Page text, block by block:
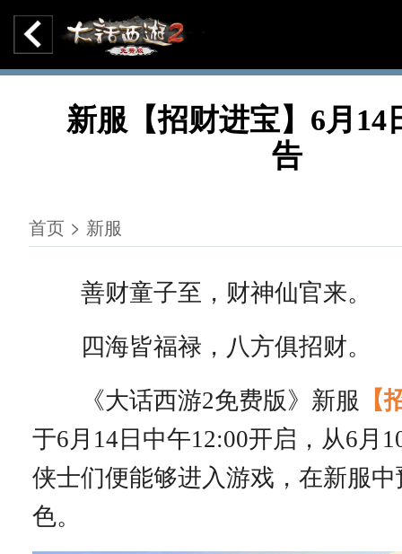
新服【招财进宝】6月14
告
首页 > 新服
善财童子至，财神仙官来。
四海皆福禄，八方俱招财。
《大话西游2免费版》新服
【
于6月14日中午12:00开启，从6月
侠士们便能够进入游戏，在新服
色。